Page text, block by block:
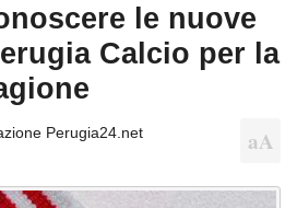
le nuove
Calcio per la
Perugia24.net